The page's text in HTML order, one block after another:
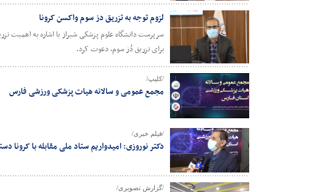
لزوم توجه به تزریق دز سوم واکسن کرونا
سرپرست دانشگاه علوم پزشکی شیراز با اشاره به اهمیت
برای تزریق دُز سوم، دعوت کرد.
/کلیپ/
مجمع عمومی و سالانه هیات پزشکی ورزشی فارس
/فیلم خبری/
دکتر نوروزی: امیدواریم ستاد ملی مقابله با کرونا
/گزارش تصویری/